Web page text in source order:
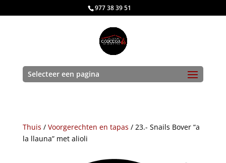
977 38 39 51
Selecteer een pagina
Thuis / Voorgerechten en tapas / 23.- Snails Bover “a
la llauna” met alioli